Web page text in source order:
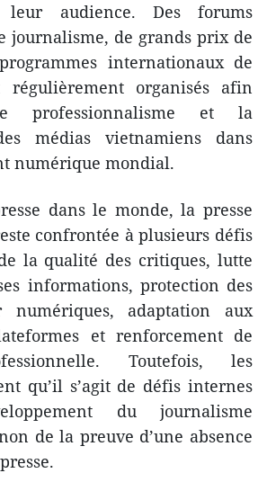
leur audience. Des forums
journalisme, de grands prix de
internationaux de
régulièrement organisés afin
professionnalisme et la
médias vietnamiens dans
numérique mondial.
dans le monde, la presse
confrontée à plusieurs défis
la qualité des critiques, lutte
informations, protection des
numériques, adaptation aux
et renforcement de
Toutefois, les
qu’il s’agit de défis internes
du journalisme
de la preuve d’une absence